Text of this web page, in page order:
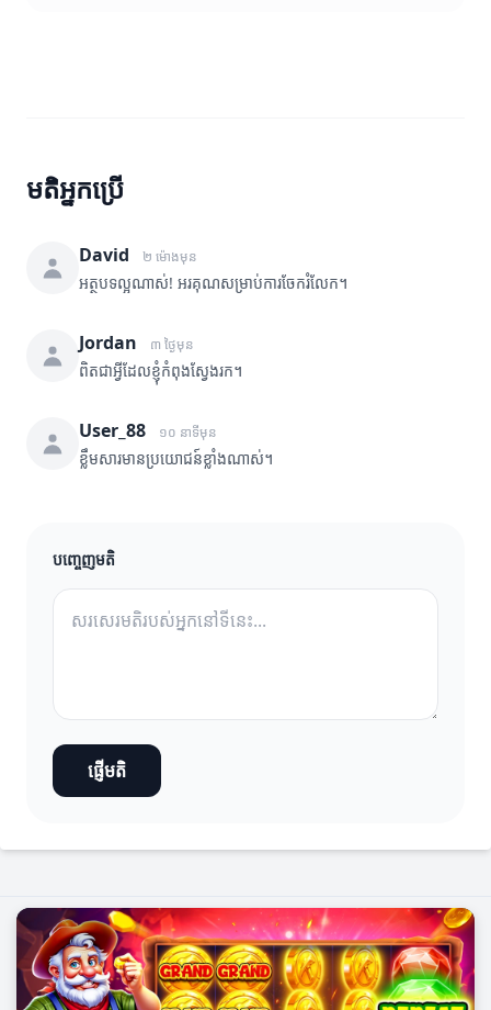
មតិអ្នកប្រើ
David ២ ម៉ោងមុន
អត្ថបទល្អណាស់! អរគុណសម្រាប់ការចែករំលែក។
Jordan ៣ ថ្ងៃមុន
ពិតជាអ្វីដែលខ្ញុំកំពុងស្វែងរក។
User_88 ១០ នាទីមុន
ខ្លឹមសារមានប្រយោជន៍ខ្លាំងណាស់។
បញ្ចេញមតិ
ផ្ញើមតិ